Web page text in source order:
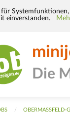
für
einverstanden.
Die
OBERMASSFELD-